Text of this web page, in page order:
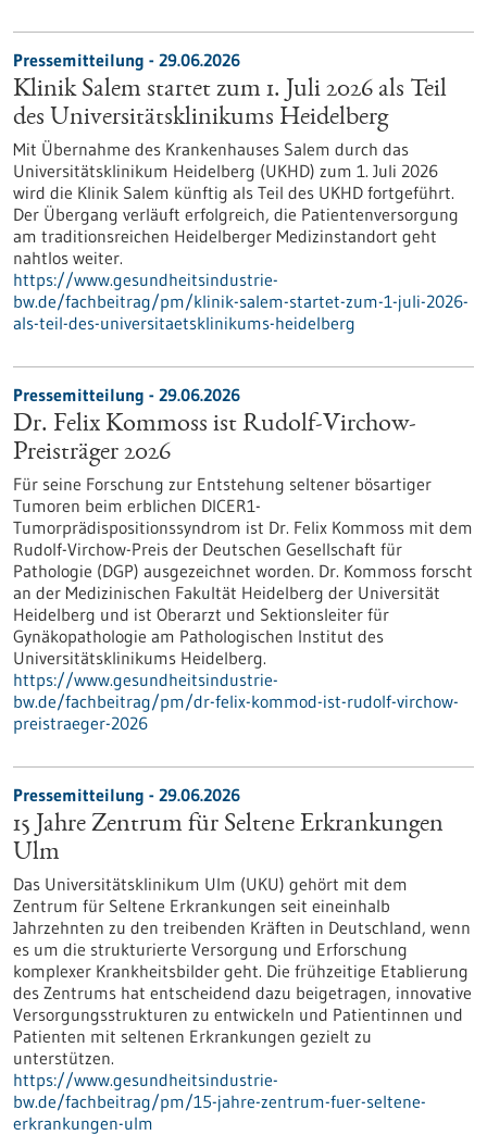
Pressemitteilung - 29.06.2026
Klinik Salem startet zum 1. Juli 2026 als Teil
des Universitätsklinikums Heidelberg
Mit Übernahme des Krankenhauses Salem durch das
Universitätsklinikum Heidelberg (UKHD) zum 1. Juli 2026
wird die Klinik Salem künftig als Teil des UKHD fortgeführt.
Der Übergang verläuft erfolgreich, die Patientenversorgung
am traditionsreichen Heidelberger Medizinstandort geht
nahtlos weiter.
https://www.gesundheitsindustrie-
bw.de/fachbeitrag/pm/klinik-salem-startet-zum-1-juli-2026-
als-teil-des-universitaetsklinikums-heidelberg
Pressemitteilung - 29.06.2026
Dr. Felix Kommoss ist Rudolf-Virchow-
Preisträger 2026
Für seine Forschung zur Entstehung seltener bösartiger
Tumoren beim erblichen DICER1-
Tumorprädispositionssyndrom ist Dr. Felix Kommoss mit dem
Rudolf-Virchow-Preis der Deutschen Gesellschaft für
Pathologie (DGP) ausgezeichnet worden. Dr. Kommoss forscht
an der Medizinischen Fakultät Heidelberg der Universität
Heidelberg und ist Oberarzt und Sektionsleiter für
Gynäkopathologie am Pathologischen Institut des
Universitätsklinikums Heidelberg.
https://www.gesundheitsindustrie-
bw.de/fachbeitrag/pm/dr-felix-kommod-ist-rudolf-virchow-
preistraeger-2026
Pressemitteilung - 29.06.2026
15 Jahre Zentrum für Seltene Erkrankungen
Ulm
Das Universitätsklinikum Ulm (UKU) gehört mit dem
Zentrum für Seltene Erkrankungen seit eineinhalb
Jahrzehnten zu den treibenden Kräften in Deutschland, wenn
es um die strukturierte Versorgung und Erforschung
komplexer Krankheitsbilder geht. Die frühzeitige Etablierung
des Zentrums hat entscheidend dazu beigetragen, innovative
Versorgungsstrukturen zu entwickeln und Patientinnen und
Patienten mit seltenen Erkrankungen gezielt zu
unterstützen.
https://www.gesundheitsindustrie-
bw.de/fachbeitrag/pm/15-jahre-zentrum-fuer-seltene-
erkrankungen-ulm